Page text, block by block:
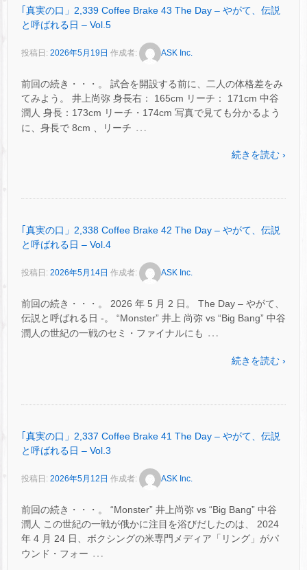
｢真実の口」2,339 Coffee Brake 43 The Day – やがて、伝説
と呼ばれる日 – Vol.5
投稿日: 2026年5月19日 作成者: ASK Inc.
前回の続き・・・。 試合を開設する前に、二人の体格差をみ
てみよう。 井上尚弥 身長右： 165cm リーチ： 171cm 中谷
潤人 身長：173cm リーチ・174cm 写真で見ても分かるよう
に、身長で 8cm 、リーチ …
続きを読む ›
｢真実の口」2,338 Coffee Brake 42 The Day – やがて、伝説
と呼ばれる日 – Vol.4
投稿日: 2026年5月14日 作成者: ASK Inc.
前回の続き・・・。 2026 年 5 月 2 日。 The Day – やがて、
伝説と呼ばれる日 -。 “Monster” 井上 尚弥 vs “Big Bang” 中谷
潤人の世紀の一戦のセミ・ファイナルにも …
続きを読む ›
｢真実の口」2,337 Coffee Brake 41 The Day – やがて、伝説
と呼ばれる日 – Vol.3
投稿日: 2026年5月12日 作成者: ASK Inc.
前回の続き・・・。 “Monster” 井上尚弥 vs “Big Bang” 中谷
潤人 この世紀の一戦が俄かに注目を浴びだしたのは、 2024
年 4 月 24 日、ボクシングの米専門メディア「リング」がパ
ウンド・フォー …